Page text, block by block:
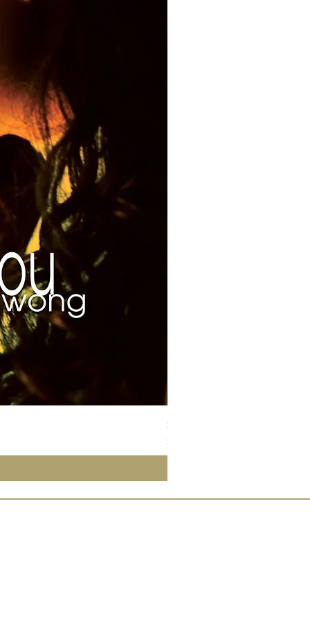
Susan Wong：靠近你（25週
價格
$700.00